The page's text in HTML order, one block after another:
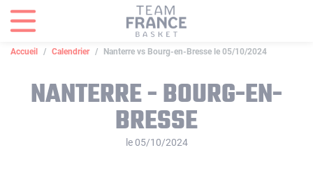
Accueil Calendrier Nanterre vs Bourg-en-Bresse le 05/10/2024
NANTERRE - BOURG-EN-
BRESSE
le 05/10/2024
Panneau de gestion des cookies